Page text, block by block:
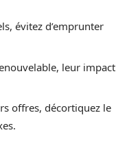
évitez d’emprunter
leur impact
offres, décortiquez le